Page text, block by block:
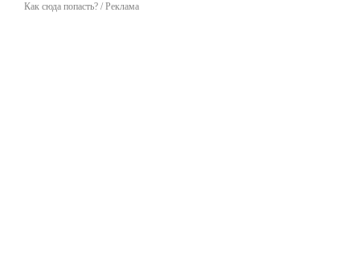
Как сюда попасть? / Реклама